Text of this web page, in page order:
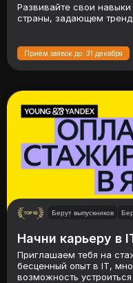
Развивайте свои
страны, задающем
Приём заявок до: 31 декабря
Берут выпускников
Начни карьеру в
Приглашаем тебя на
бесценный опыт в IT,
возможность